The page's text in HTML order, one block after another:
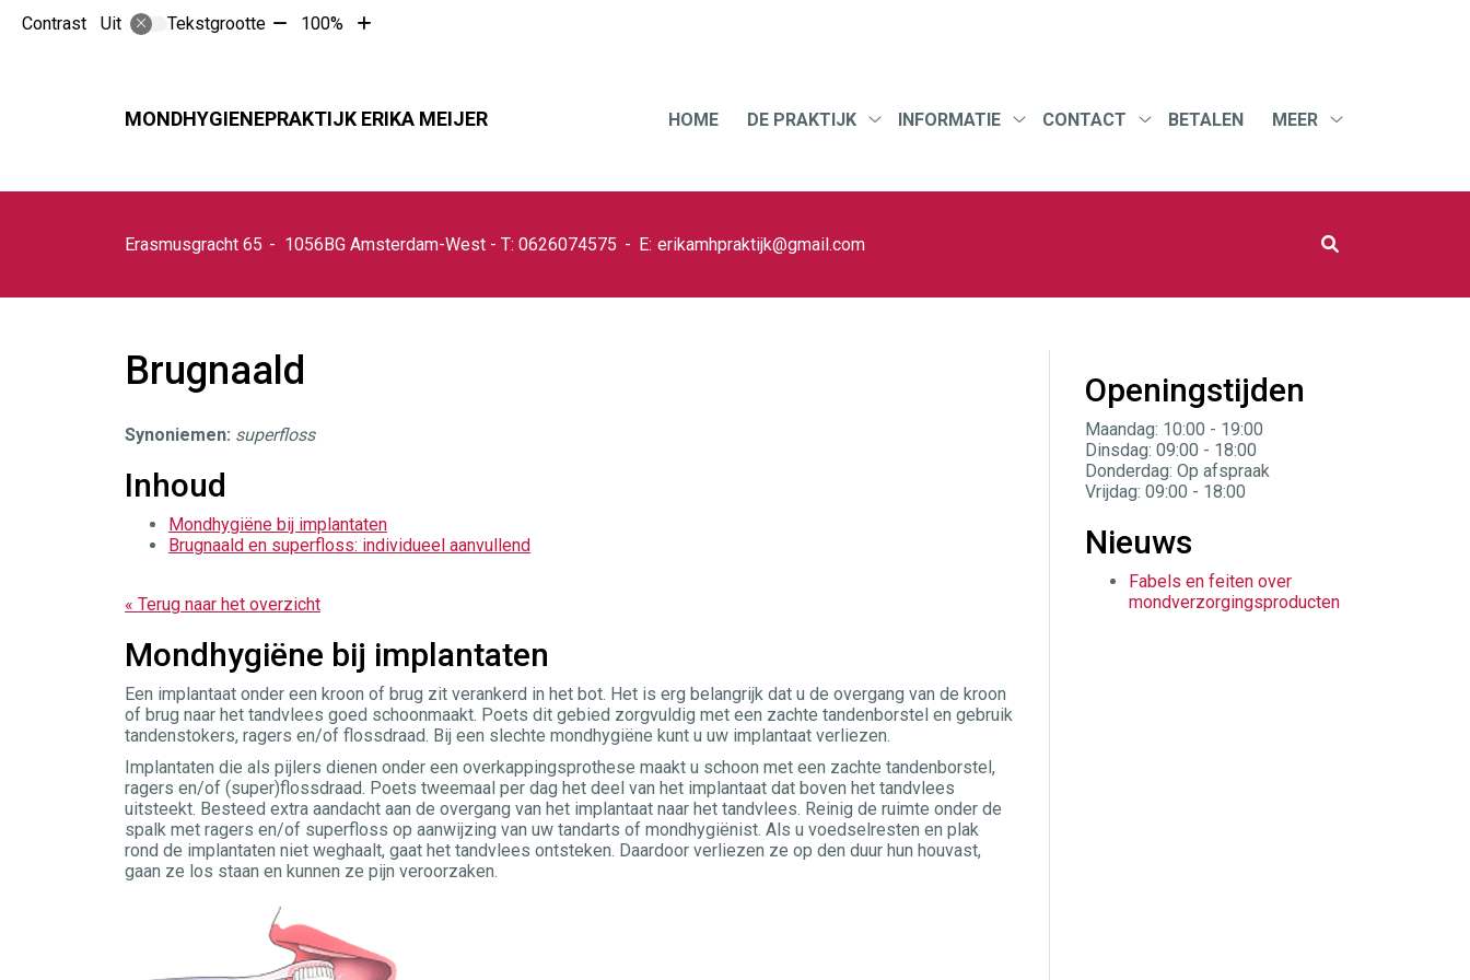
Contrast Uit Tekstgrootte Tekst100%
Tekst
MONDHYGIENEPRAKTIJK ERIKA MEIJERHoofdmenu HOME
DE PRAKTIJK
INFORMATIE
CONTACT
BETALEN
MEER
Erasmusgracht 65 1056BG Amsterdam-West 0626074575 erikamhpraktijk@gmail.com
Brugnaald
Synoniemen: superfloss
Inhoud
Mondhygiëne bij implantaten
Brugnaald en superfloss: individueel aanvullend
« Terug naar het overzicht
Mondhygiëne bij implantaten
Een implantaat onder een kroon of brug zit verankerd in het bot. Het is erg belangrijk dat u de overgang van de kroon
of brug naar het tandvlees goed schoonmaakt. Poets dit gebied zorgvuldig met een zachte tandenborstel en gebruik
tandenstokers, ragers en/of flossdraad. Bij een slechte mondhygiëne kunt u uw implantaat verliezen.
Implantaten die als pijlers dienen onder een overkappingsprothese maakt u schoon met een zachte tandenborstel,
ragers en/of (super)flossdraad. Poets tweemaal per dag het deel van het implantaat dat boven het tandvlees
uitsteekt. Besteed extra aandacht aan de overgang van het implantaat naar het tandvlees. Reinig de ruimte onder de
spalk met ragers en/of superfloss op aanwijzing van uw tandarts of mondhygiënist. Als u voedselresten en plak
rond de implantaten niet weghaalt, gaat het tandvlees ontsteken. Daardoor verliezen ze op den duur hun houvast,
gaan ze los staan en kunnen ze pijn veroorzaken.
Openingstijden
Maandag: 10:00 - 19:00
Dinsdag: 09:00 - 18:00
Donderdag: Op afspraak
Vrijdag: 09:00 - 18:00
Nieuws
Fabels en feiten over
mondverzorgingsproducten